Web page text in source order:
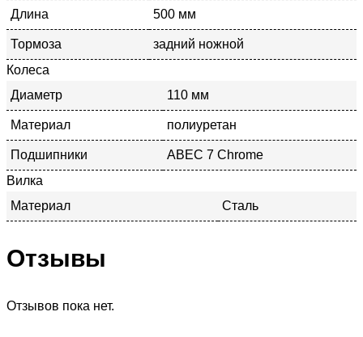
Длина 500 мм
Тормоза
задний ножной
Колеса
Диаметр
110 мм
Материал полиуретан
Подшипники
ABEC 7 Chrome
Вилка
Материал
Сталь
Отзывы
Отзывов пока нет.